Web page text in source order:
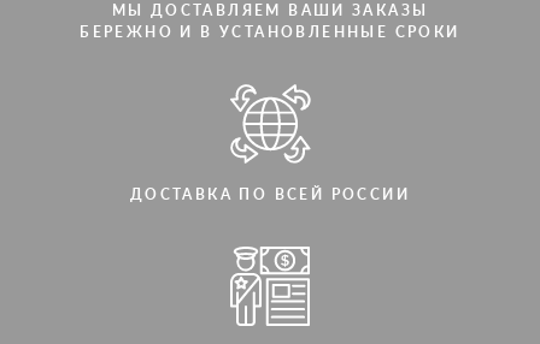
МЫ ДОСТАВЛЯЕМ ВАШИ ЗАКАЗЫ
БЕРЕЖНО И В УСТАНОВЛЕННЫЕ СРОКИ
ДОСТАВКА ПО ВСЕЙ РОССИИ